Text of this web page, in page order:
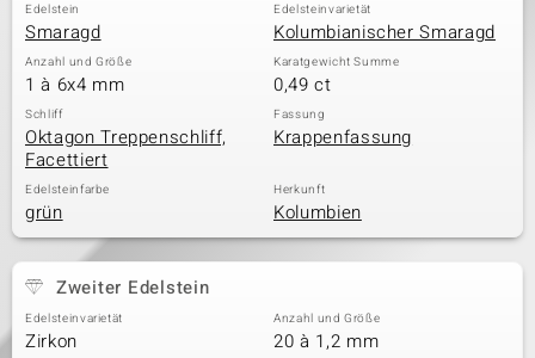
Edelstein
Smaragd
Edelsteinvarietät
Kolumbianischer Smaragd
Anzahl und Größe
1 à 6x4 mm
Karatgewicht Summe
0,49 ct
Schliff
Oktagon Treppenschliff,
Facettiert
Fassung
Krappenfassung
Edelsteinfarbe
grün
Herkunft
Kolumbien
Zweiter Edelstein
Edelsteinvarietät
Zirkon
Anzahl und Größe
20 à 1,2 mm